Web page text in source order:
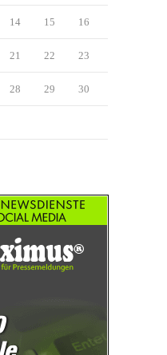
14 15 16
21 22 23
28 29 30